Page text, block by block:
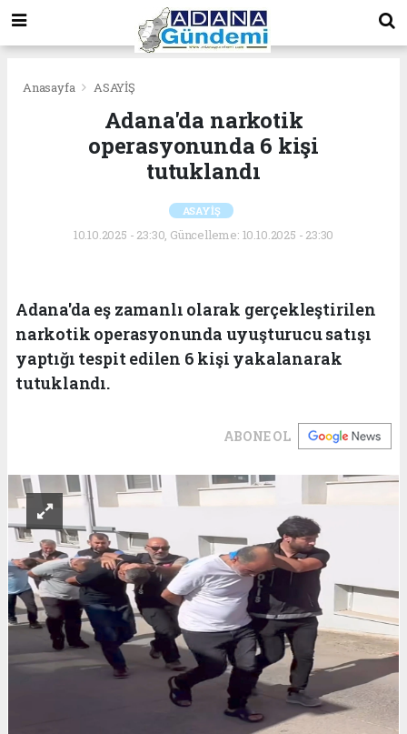
Anasayfa ASAYİŞ
Adana'da narkotik
operasyonunda 6 kişi
tutuklandı
ASAYİŞ
10.10.2025 - 23:30, Güncelleme: 10.10.2025 - 23:30
Adana'da eş zamanlı olarak gerçekleştirilen
narkotik operasyonunda uyuşturucu satışı
yaptığı tespit edilen 6 kişi yakalanarak
tutuklandı.
ABONE OL